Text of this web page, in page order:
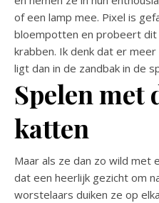
of een lamp mee. Pixel is
bloempotten en probeert
krabben. Ik denk dat er
ligt dan in de zandbak in de
Spelen met
katten
Maar als ze dan zo wild met
dat een heerlijk gezicht om
worstelaars duiken ze op